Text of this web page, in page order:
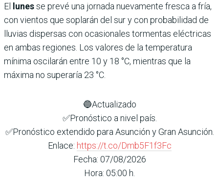
El lunesse prevé una jornada nuevamente fresca a fría,
con vientos que soplarán del sur y con probabilidad de
lluvias dispersas con ocasionales tormentas eléctricas
en ambas regiones. Los valores de la temperatura
mínima oscilarán entre 10 y 18 °C, mientras que la
máxima no superaría 23 °C.
🔵Actualizado
✅Pronóstico a nivel país.
✅Pronóstico extendido para Asunción y Gran Asunción.
Enlace: https://t.co/Dmb5F1f3Fc
Fecha: 07/08/2026
Hora: 05:00 h.